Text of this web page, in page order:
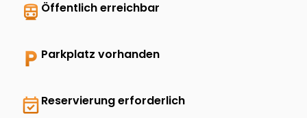
directions_transit Öffentlich erreichbar
local_parking Parkplatz vorhanden
event_availableReservierung erforderlich